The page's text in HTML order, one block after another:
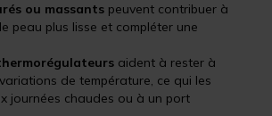
ou massants peuvent contribuer à
peau plus lisse et compléter une
aident à rester à
de température, ce qui les
journées chaudes ou à un port